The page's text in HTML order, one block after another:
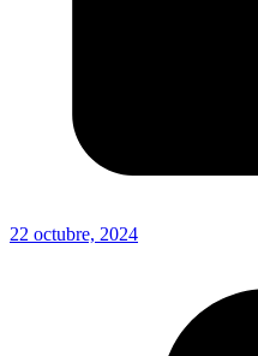
22 octubre, 2024